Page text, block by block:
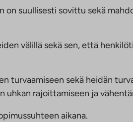
suullisesti sovittu sekä
välillä sekä sen, että
turvaamiseen sekä heidän
uhkan rajoittamiseen ja
aikana.